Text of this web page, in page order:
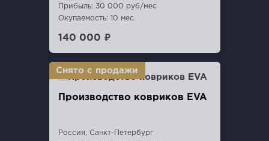
Прибыль: 30 000 руб/мес
Окупаемость: 10 мес.
140 000 ₽
Производство ковриков EVA
Россия, Санкт-Петербург